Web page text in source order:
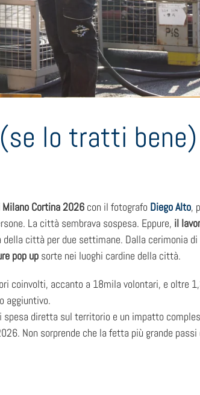
lo tratti bene)
Milano Cortina 2026 con il fotografo Diego Alto,
La città sembrava sospesa. Eppure, il
della città per due settimane. Dalla cerimonia
pop up sorte nei luoghi cardine della città.
coinvolti, accanto a 18mila volontari, e oltre
aggiuntivo.
diretta sul territorio e un impatto
Non sorprende che la fetta più grande